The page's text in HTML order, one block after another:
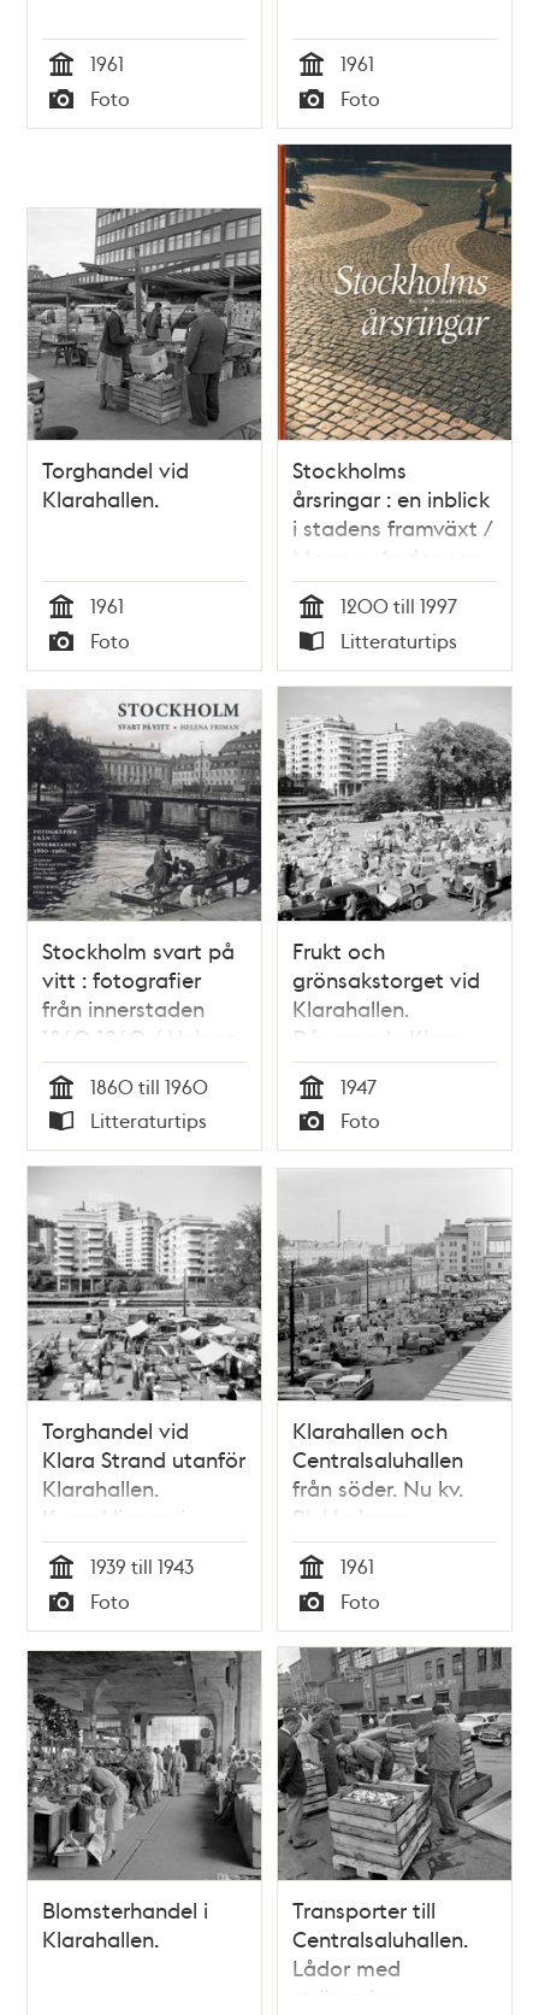
Tid
1961
Typ
Foto Tid
1961
Typ
Foto
Torghandel vid
Klarahallen.
Tid
1961
Typ
Foto
Stockholms
årsringar : en inblick
i stadens framväxt /
Magnus Andersson
Tid
1200 till 1997
Typ
Litteraturtips
Stockholm svart på
vitt : fotografier
från innerstaden
1860-1960 / Helena
Friman
Tid
1860 till 1960
Typ
Litteraturtips
Frukt och
grönsakstorget vid
Klarahallen.
Dåvarande Klara
Strand och kv.
Grönsakshallen. Kv.
Bolinders i fonden.
Tid
1947
Typ
Foto
Torghandel vid
Klara Strand utanför
Klarahallen.
Kungsklippan i
fonden
Tid
1939 till 1943
Typ
Foto
Klarahallen och
Centralsaluhallen
från söder. Nu kv.
Blekholmen.
Tid
1961
Typ
Foto
Blomsterhandel i
Klarahallen.
Transporter till
Centralsaluhallen.
Lådor med
strömming.